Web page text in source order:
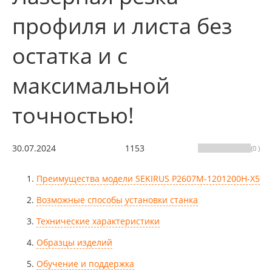
профиля и листа без
остатка и с
максимальной
точностью!
30.07.2024 1153 (0 )
Преимущества модели SEKIRUS P2607M-1201200H-X5
Возможные способы установки станка
Технические характеристики
Образцы изделий
Обучение и поддержка